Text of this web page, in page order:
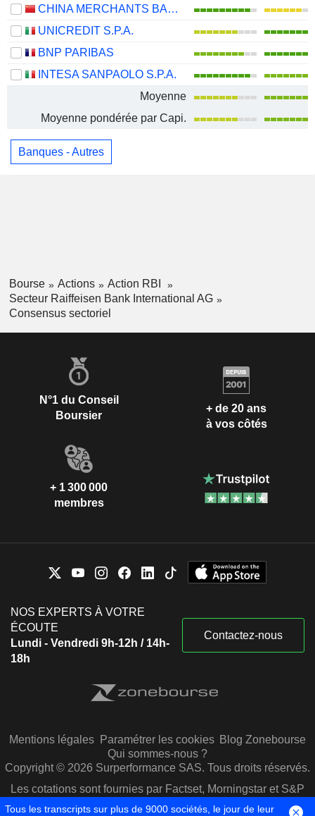
CHINA MERCHANTS BANK CO., LTD.
UNICREDIT S.P.A.
BNP PARIBAS
INTESA SANPAOLO S.P.A.
Moyenne
Moyenne pondérée par Capi.
Banques - Autres
Bourse Actions
Action RBI
Secteur Raiffeisen Bank International AG
Consensus sectoriel
N°1 du Conseil
Boursier
+ de 20 ans
à vos côtés
+ 1 300 000
membres
NOS EXPERTS À VOTRE
ÉCOUTE
Lundi - Vendredi 9h-12h / 14h-
18h
Contactez-nous
Mentions légales Paramétrer les cookies Blog Zonebourse
Qui sommes-nous ?
Copyright © 2026 Surperformance SAS. Tous droits réservés.
Les cotations sont fournies par Factset, Morningstar et S&P
Capital IQ
Tous les transcripts sur plus de 9000 sociétés, le jour de leur